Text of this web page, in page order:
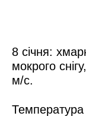
8 січня:
мокрого
м/с.
Температура